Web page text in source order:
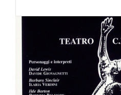
PER